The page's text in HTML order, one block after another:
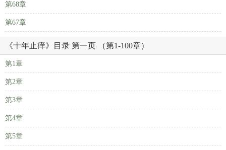
第68章
第67章
《十年止痒》目录 第一页 （第1-100章）
第1章
第2章
第3章
第4章
第5章